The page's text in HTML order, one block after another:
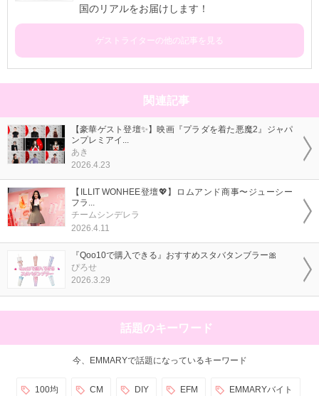
国のリアルをお届けします！
ゲストライターの他の記事を見る
関連記事
【豪華ゲスト登壇✨】映画『プラダを着た悪魔2』ジャパ
ンプレミアイ...
あき
2026.4.23
【ILLIT WONHEE登壇💖】ロムアンド商事〜ジューシー
フラ...
チームシンデレラ
2026.4.11
『Qoo10で購入できる』おすすめスタバタンブラー🎀
ぴろせ
2026.3.29
話題のキーワード
今、EMMARYで話題になっているキーワード
100均 CM DIY EFM EMMARYバイト